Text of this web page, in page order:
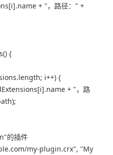
+ "，路径：" +
{
i++) {
+ "，路
的插件
my-plugin.crx", "My